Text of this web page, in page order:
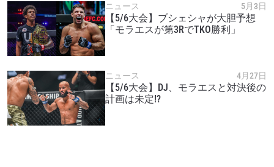
ニュース 5月3日
【5/6大会】ブシェシャが大胆予想
「モラエスが第3RでTKO勝利」
ニュース 4月27日
【5/6大会】DJ、モラエスと対決後の
計画は未定!?